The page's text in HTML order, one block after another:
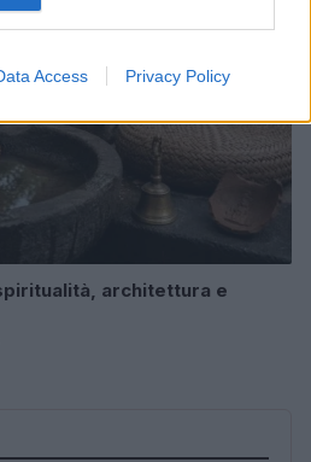
Access Privacy Policy
architettura e